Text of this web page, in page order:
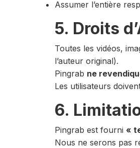
Assumer l’entière
5. Droits
Toutes les vidéos,
l’auteur original).
Pingrab ne
Les utilisateurs
6.
Pingrab est fourni «
Nous ne serons pas